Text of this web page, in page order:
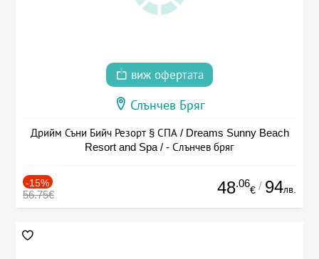
виж офертата
Слънчев Бряг
Дрийм Съни Бийч Резорт § СПА / Dreams Sunny Beach
Resort and Spa / - Слънчев бряг
-15%
56.75€ 48.06
€ / 94лв.